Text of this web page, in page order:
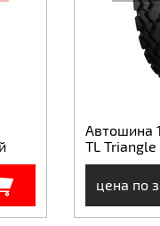
Автошина
TL
цена по